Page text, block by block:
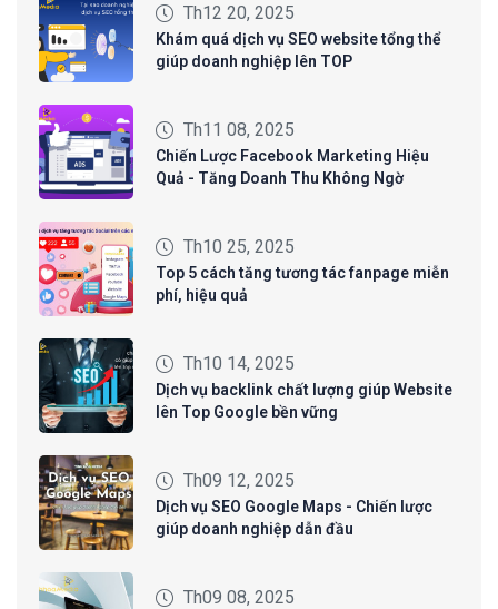
Th12 20, 2025
Khám quá dịch vụ SEO website tổng thể
giúp doanh nghiệp lên TOP
Th11 08, 2025
Chiến Lược Facebook Marketing Hiệu
Quả - Tăng Doanh Thu Không Ngờ
Th10 25, 2025
Top 5 cách tăng tương tác fanpage miễn
phí, hiệu quả
Th10 14, 2025
Dịch vụ backlink chất lượng giúp Website
lên Top Google bền vững
Th09 12, 2025
Dịch vụ SEO Google Maps - Chiến lược
giúp doanh nghiệp dẫn đầu
Th09 08, 2025